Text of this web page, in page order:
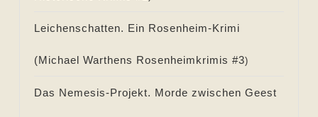
Leichenschatten. Ein Rosenheim-Krimi
(Michael Warthens Rosenheimkrimis #3)
Das Nemesis-Projekt. Morde zwischen Geest